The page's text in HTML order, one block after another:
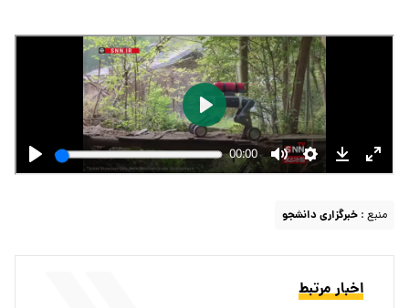
منبع : خبرگزاری دانشجو
اخبار مرتبط